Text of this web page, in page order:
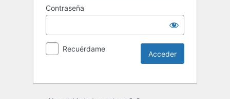
Contraseña
Recuérdame